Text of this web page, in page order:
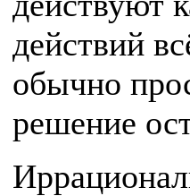
действий
обычно
решение